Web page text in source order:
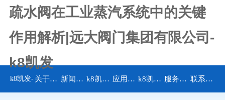
疏水阀在工业蒸汽系统中的关键
作用解析|远大阀门集团有限公司-
k8凯发
k8凯发- 关于k8凯发 新闻资讯 k8凯发的产品中心 应用领域 k8凯发的解决方案 服务承诺 联系k8凯发